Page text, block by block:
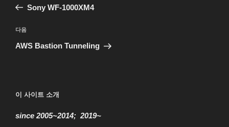
전
Sony WF-1000XM4
다
음
다음
AWS Bastion Tunneling
이 사이트 소개
since 2005~2014; 2019~